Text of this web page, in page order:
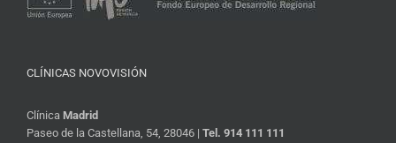
CLÍNICAS NOVOVISIÓN
Clínica Madrid
Paseo de la Castellana, 54, 28046 | Tel. 914 111 111